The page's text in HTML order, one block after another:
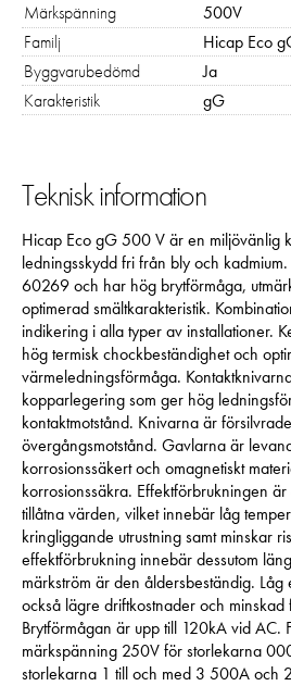
Märkspänning
500V
Familj
Hicap Eco
Byggvarubedömd
Ja
Karakteristik
gG
Teknisk information
Hicap Eco gG 500 V är en miljövänlig
ledningsskydd fri från bly och
60269 och har hög brytförmåga,
optimerad smältkarakteristik.
indikering i alla typer av installationer.
hög termisk chockbeständighet och
värmeledningsförmåga.
kopparlegering som ger hög
kontaktmotstånd. Knivarna är
övergångsmotstånd. Gavlarna är
korrosionssäkert och omagnetiskt
korrosionssäkra. Effektförbrukningen
tillåtna värden, vilket innebär låg
kringliggande utrustning samt minskar
effektförbrukning innebär dessutom
märkström är den åldersbeständig.
också lägre driftkostnader och minskad
Brytförmågan är upp till 120kA vid AC.
märkspänning 250V för storlekarna
storlekarna 1 till och med 3 500A och